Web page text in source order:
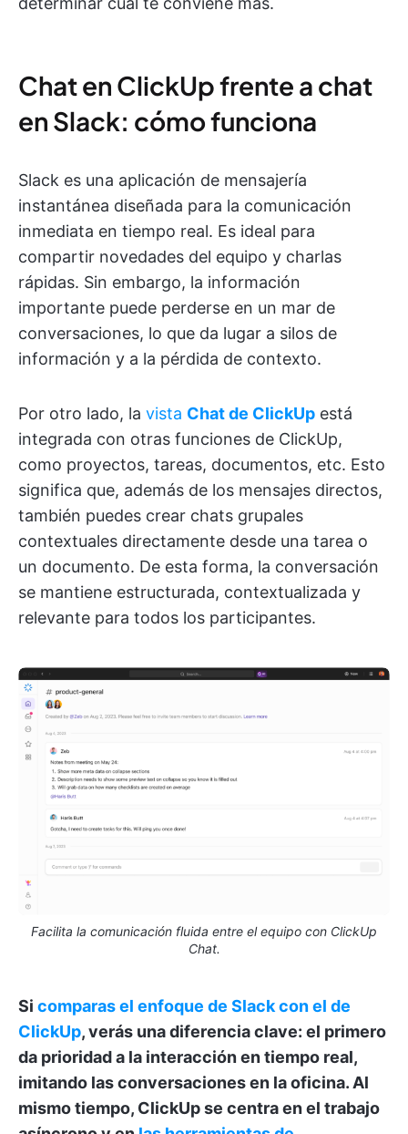
Chat en ClickUp frente a chat
en Slack: cómo funciona
Slack es una aplicación de mensajería
instantánea diseñada para la comunicación
inmediata en tiempo real. Es ideal para
compartir novedades del equipo y charlas
rápidas. Sin embargo, la información
importante puede perderse en un mar de
conversaciones, lo que da lugar a silos de
información y a la pérdida de contexto.
Por otro lado, la vista Chat de ClickUp está
integrada con otras funciones de ClickUp,
como proyectos, tareas, documentos, etc. Esto
significa que, además de los mensajes directos,
también puedes crear chats grupales
contextuales directamente desde una tarea o
un documento. De esta forma, la conversación
se mantiene estructurada, contextualizada y
relevante para todos los participantes.
Facilita la comunicación fluida entre el equipo con ClickUp
Chat.
Si comparasel enfoque de Slackcon el de
ClickUp, verás una diferencia clave: el primero
da prioridad a la interacción en tiempo real,
imitando las conversaciones en la oficina. Al
mismo tiempo, ClickUp se centra en el trabajo